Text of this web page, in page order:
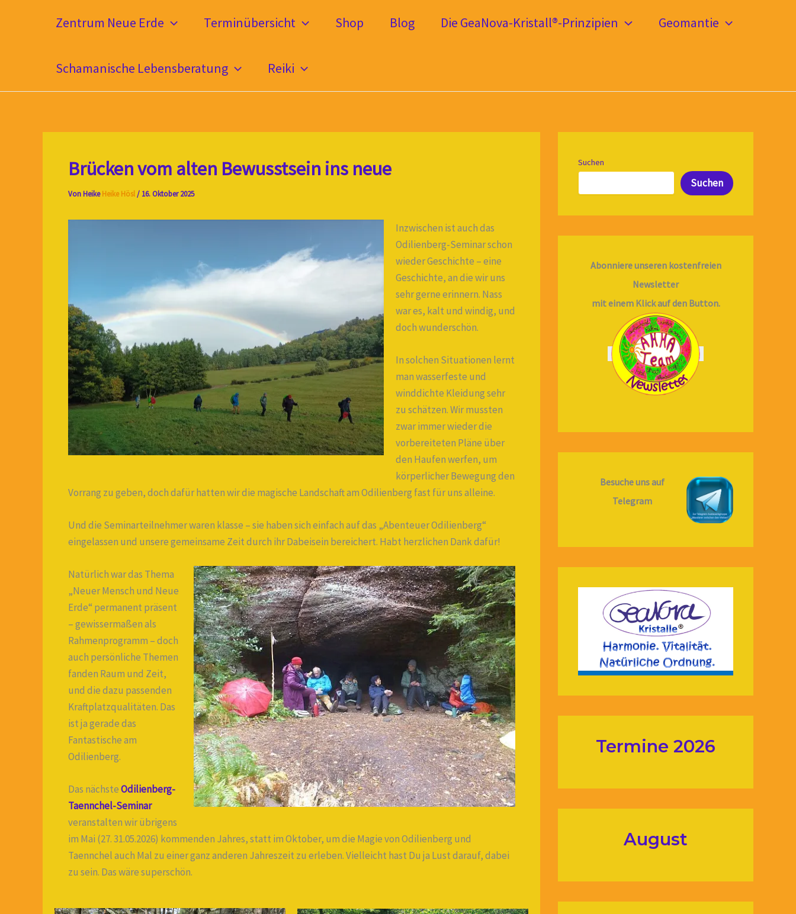
Zentrum Neue Erde Terminübersicht Shop Blog Die GeaNova-Kristall®-Prinzipien Geomantie
Schamanische Lebensberatung Reiki
Brücken vom alten Bewusstsein ins neue
Von Heike Heike Hösl/ 16. Oktober 2025
Inzwischen ist auch das
Odilienberg-Seminar schon
wieder Geschichte – eine
Geschichte, an die wir uns
sehr gerne erinnern. Nass
war es, kalt und windig, und
doch wunderschön.
In solchen Situationen lernt
man wasserfeste und
winddichte Kleidung sehr
zu schätzen. Wir mussten
zwar immer wieder die
vorbereiteten Pläne über
den Haufen werfen, um
körperlicher Bewegung den
Vorrang zu geben, doch dafür hatten wir die magische Landschaft am Odilienberg fast für uns alleine.
Und die Seminarteilnehmer waren klasse – sie haben sich einfach auf das „Abenteuer Odilienberg“
eingelassen und unsere gemeinsame Zeit durch ihr Dabeisein bereichert. Habt herzlichen Dank dafür!
Natürlich war das Thema
„Neuer Mensch und Neue
Erde“ permanent präsent
– gewissermaßen als
Rahmenprogramm – doch
auch persönliche Themen
fanden Raum und Zeit,
und die dazu passenden
Kraftplatzqualitäten. Das
ist ja gerade das
Fantastische am
Odilienberg.
Das nächsteOdilienberg-
Taennchel-Seminar
veranstalten wir übrigens
im Mai (27. 31.05.2026) kommenden Jahres, statt im Oktober, um die Magie von Odilienberg und
Taennchel auch Mal zu einer ganz anderen Jahreszeit zu erleben. Vielleicht hast Du ja Lust darauf, dabei
zu sein. Das wäre superschön.
Suchen
Suchen
Abonniere unseren kostenfreien
Newsletter
mit einem Klick auf den Button.
Besuche uns auf
Telegram
Termine 2026
August